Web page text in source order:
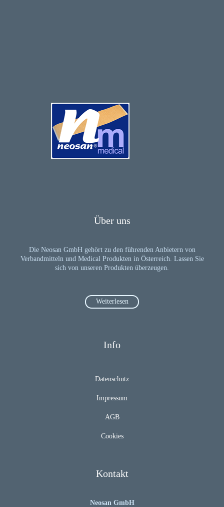
Über uns
Die Neosan GmbH gehört zu den führenden Anbietern von
Verbandmitteln und Medical Produkten in Österreich. Lassen Sie
sich von unseren Produkten überzeugen.
Weiterlesen
Info
Datenschutz
Impressum
AGB
Cookies
Kontakt
Neosan GmbH